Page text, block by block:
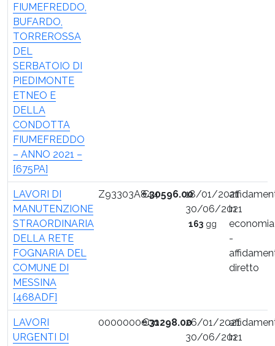
FIUMEFREDDO,
BUFARDO,
TORREROSSA
DEL
SERBATOIO DI
PIEDIMONTE
ETNEO E
DELLA
CONDOTTA
FIUMEFREDDO
– ANNO 2021 –
[675PA]
LAVORI DI
MANUTENZIONE
STRAORDINARIA
DELLA RETE
FOGNARIA DEL
COMUNE DI
MESSINA
[468ADF]
Z93303A844
€30596.0018/01/2021
30/06/2021
163gg
in
economia
-
diretto
LAVORI
URGENTI DI
0000000000
€31298.0026/01/2021
30/06/2021
in